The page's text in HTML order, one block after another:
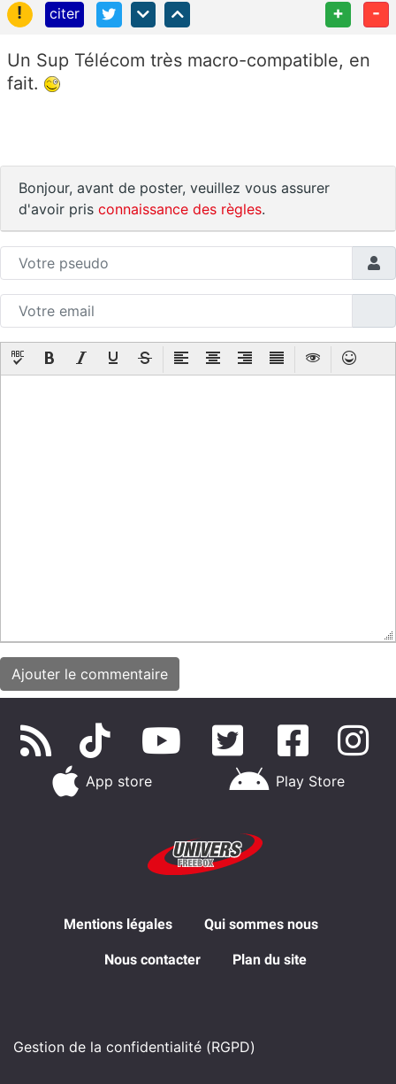
!
citer + -
Un Sup Télécom très macro-compatible, en
fait.
Bonjour, avant de poster, veuillez vous assurer
d'avoir pris connaissance des règles.
App store Play Store
Mentions légales Qui sommes nous
Nous contacter Plan du site
Gestion de la confidentialité (RGPD)